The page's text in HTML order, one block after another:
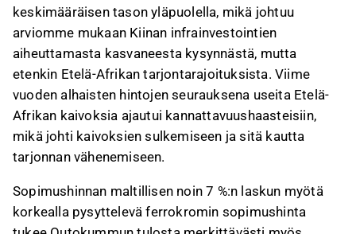
keskimääräisen tason yläpuolella, mikä johtuu
arviomme mukaan Kiinan infrainvestointien
aiheuttamasta kasvaneesta kysynnästä, mutta
etenkin Etelä-Afrikan tarjontarajoituksista. Viime
vuoden alhaisten hintojen seurauksena useita Etelä-
Afrikan kaivoksia ajautui kannattavuushaasteisiin,
mikä johti kaivoksien sulkemiseen ja sitä kautta
tarjonnan vähenemiseen.
Sopimushinnan maltillisen noin 7 %:n laskun myötä
korkealla pysyttelevä ferrokromin sopimushinta